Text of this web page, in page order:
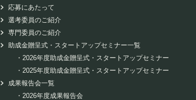
応募にあたって
選考委員のご紹介
専門委員のご紹介
助成金贈呈式・スタートアップセミナー一覧
・ 2026年度助成金贈呈式・スタートアップセミナー
・ 2025年度助成金贈呈式・スタートアップセミナー
成果報告会一覧
・ 2026年度成果報告会